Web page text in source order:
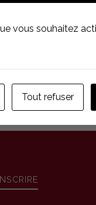
vous souhaitez
Tout refuser